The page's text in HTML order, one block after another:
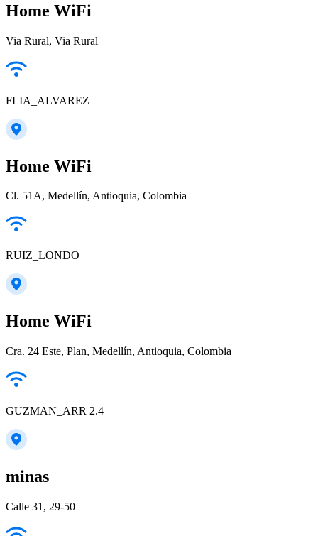
Home WiFi
Via Rural, Via Rural
FLIA_ALVAREZ
Home WiFi
Cl. 51A, Medellín, Antioquia, Colombia
RUIZ_LONDO
Home WiFi
Cra. 24 Este, Plan, Medellín, Antioquia, Colombia
GUZMAN_ARR 2.4
minas
Calle 31, 29-50